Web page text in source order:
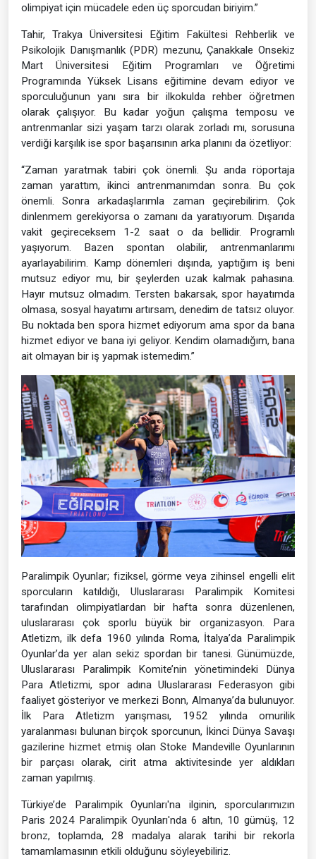
olimpiyat için mücadele eden üç sporcudan biriyim.”
Tahir, Trakya Üniversitesi Eğitim Fakültesi Rehberlik ve
Psikolojik Danışmanlık (PDR) mezunu, Çanakkale Onsekiz
Mart Üniversitesi Eğitim Programları ve Öğretimi
Programında Yüksek Lisans eğitimine devam ediyor ve
sporculuğunun yanı sıra bir ilkokulda rehber öğretmen
olarak çalışıyor. Bu kadar yoğun çalışma temposu ve
antrenmanlar sizi yaşam tarzı olarak zorladı mı, sorusuna
verdiği karşılık ise spor başarısının arka planını da özetliyor:
“Zaman yaratmak tabiri çok önemli. Şu anda röportaja
zaman yarattım, ikinci antrenmanımdan sonra. Bu çok
önemli. Sonra arkadaşlarımla zaman geçirebilirim. Çok
dinlenmem gerekiyorsa o zamanı da yaratıyorum. Dışarıda
vakit geçireceksem 1-2 saat o da bellidir. Programlı
yaşıyorum. Bazen spontan olabilir, antrenmanlarımı
ayarlayabilirim. Kamp dönemleri dışında, yaptığım iş beni
mutsuz ediyor mu, bir şeylerden uzak kalmak pahasına.
Hayır mutsuz olmadım. Tersten bakarsak, spor hayatımda
olmasa, sosyal hayatımı artırsam, denedim de tatsız oluyor.
Bu noktada ben spora hizmet ediyorum ama spor da bana
hizmet ediyor ve bana iyi geliyor. Kendim olamadığım, bana
ait olmayan bir iş yapmak istemedim.”
Paralimpik Oyunlar; fiziksel, görme veya zihinsel engelli elit
sporcuların katıldığı, Uluslararası Paralimpik Komitesi
tarafından olimpiyatlardan bir hafta sonra düzenlenen,
uluslararası çok sporlu büyük bir organizasyon. Para
Atletizm, ilk defa 1960 yılında Roma, İtalya’da Paralimpik
Oyunlar’da yer alan sekiz spordan bir tanesi. Günümüzde,
Uluslararası Paralimpik Komite’nin yönetimindeki Dünya
Para Atletizmi, spor adına Uluslararası Federasyon gibi
faaliyet gösteriyor ve merkezi Bonn, Almanya’da bulunuyor.
İlk Para Atletizm yarışması, 1952 yılında omurilik
yaralanması bulunan birçok sporcunun, İkinci Dünya Savaşı
gazilerine hizmet etmiş olan Stoke Mandeville Oyunlarının
bir parçası olarak, cirit atma aktivitesinde yer aldıkları
zaman yapılmış.
Türkiye’de Paralimpik Oyunları'na ilginin, sporcularımızın
Paris 2024 Paralimpik Oyunları'nda 6 altın, 10 gümüş, 12
bronz, toplamda, 28 madalya alarak tarihi bir rekorla
tamamlamasının etkili olduğunu söyleyebiliriz.